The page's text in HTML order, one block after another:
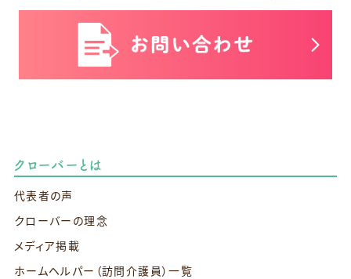
クローバーとは
代表者の声
クローバーの理念
メディア掲載
ホームヘルパー（訪問介護員）一覧